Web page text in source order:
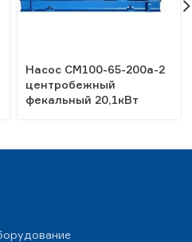
Насос СМ100-65-200а-2
центробежный
фекальный 20,1кВт